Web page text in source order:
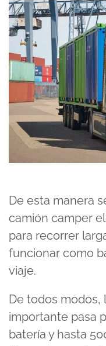
De esta manera
camión camper
para recorrer
funcionar como
viaje.
De todos modos,
importante pasa
batería y hasta